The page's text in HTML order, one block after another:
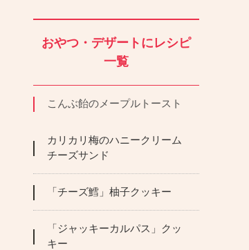
おやつ・デザートにレシピ
一覧
こんぶ飴のメープルトースト
カリカリ梅のハニークリーム
チーズサンド
「チーズ鱈」柚子クッキー
「ジャッキーカルパス」クッ
キー